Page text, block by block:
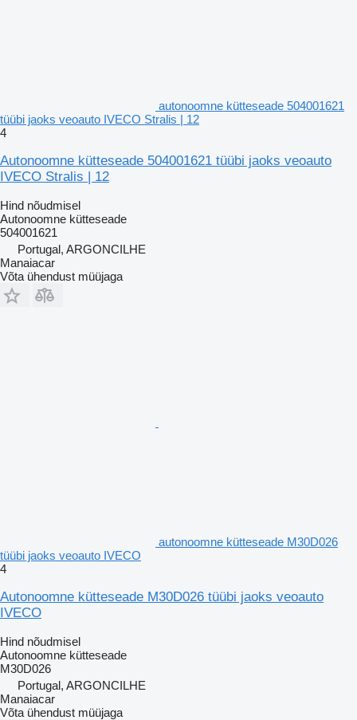
autonoomne kütteseade 504001621
tüübi jaoks veoauto IVECO Stralis | 12
4
Autonoomne kütteseade 504001621 tüübi jaoks veoauto
IVECO Stralis | 12
Hind nõudmisel
Autonoomne kütteseade
504001621
Portugal, ARGONCILHE
Manaiacar
Võta ühendust müüjaga
autonoomne kütteseade M30D026
tüübi jaoks veoauto IVECO
4
Autonoomne kütteseade M30D026 tüübi jaoks veoauto
IVECO
Hind nõudmisel
Autonoomne kütteseade
M30D026
Portugal, ARGONCILHE
Manaiacar
Võta ühendust müüjaga